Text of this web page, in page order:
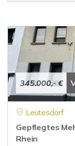
345.000,- €
Leutesdorf
Gepflegtes
Rhein